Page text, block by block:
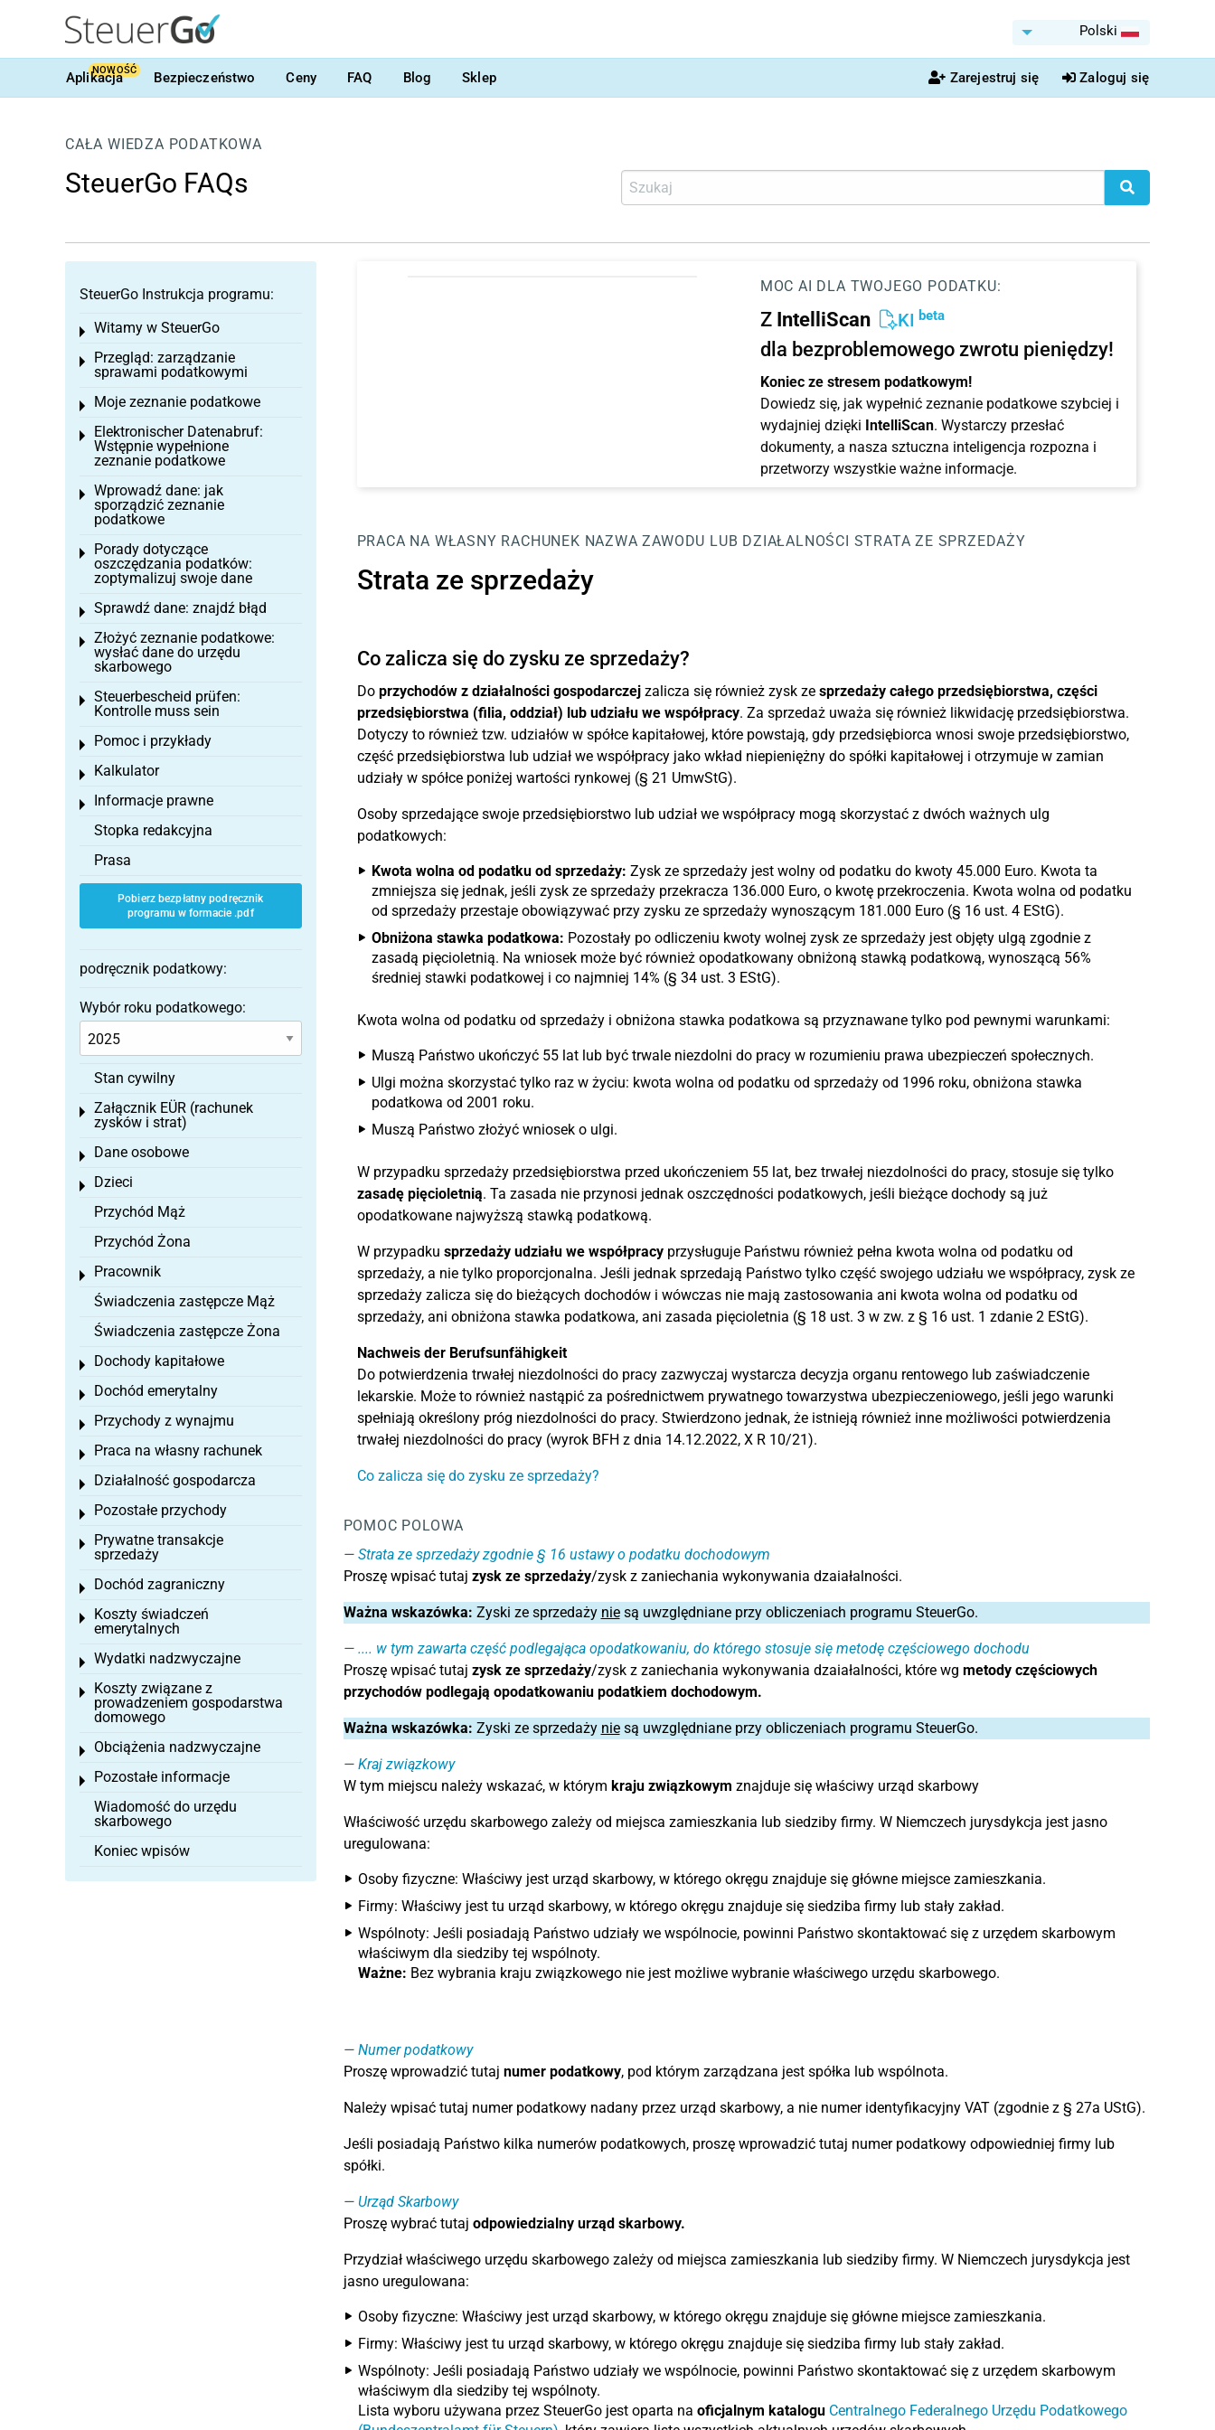
Polski
Aplikacja
NOWOŚĆ Bezpieczeństwo Ceny FAQ Blog Sklep Zarejestruj się Zaloguj się
CAŁA WIEDZA PODATKOWA
SteuerGo FAQs
MOC AI DLA TWOJEGO PODATKU:
Z IntelliScan KI beta
dla bezproblemowego zwrotu pieniędzy!
Koniec ze stresem podatkowym!
Dowiedz się, jak wypełnić zeznanie podatkowe szybciej i
wydajniej dzięki IntelliScan. Wystarczy przesłać
dokumenty, a nasza sztuczna inteligencja rozpozna i
przetworzy wszystkie ważne informacje.
PRACA NA WŁASNY RACHUNEK NAZWA ZAWODU LUB DZIAŁALNOŚCI STRATA ZE SPRZEDAŻY
Strata ze sprzedaży
Co zalicza się do zysku ze sprzedaży?
Do przychodów z działalności gospodarczejzalicza się również zysk ze sprzedaży całego przedsiębiorstwa, części
przedsiębiorstwa (filia, oddział) lub udziału we współpracy. Za sprzedaż uważa się również likwidację przedsiębiorstwa.
Dotyczy to również tzw. udziałów w spółce kapitałowej, które powstają, gdy przedsiębiorca wnosi swoje przedsiębiorstwo,
część przedsiębiorstwa lub udział we współpracy jako wkład niepieniężny do spółki kapitałowej i otrzymuje w zamian
udziały w spółce poniżej wartości rynkowej (§ 21 UmwStG).
Osoby sprzedające swoje przedsiębiorstwo lub udział we współpracy mogą skorzystać z dwóch ważnych ulg
podatkowych:
Kwota wolna od podatku od sprzedaży: Zysk ze sprzedaży jest wolny od podatku do kwoty 45.000 Euro. Kwota ta
zmniejsza się jednak, jeśli zysk ze sprzedaży przekracza 136.000 Euro, o kwotę przekroczenia. Kwota wolna od podatku
od sprzedaży przestaje obowiązywać przy zysku ze sprzedaży wynoszącym 181.000 Euro (§ 16 ust. 4 EStG).
Obniżona stawka podatkowa: Pozostały po odliczeniu kwoty wolnej zysk ze sprzedaży jest objęty ulgą zgodnie z
zasadą pięcioletnią. Na wniosek może być również opodatkowany obniżoną stawką podatkową, wynoszącą 56%
średniej stawki podatkowej i co najmniej 14% (§ 34 ust. 3 EStG).
Kwota wolna od podatku od sprzedaży i obniżona stawka podatkowa są przyznawane tylko pod pewnymi warunkami:
Muszą Państwo ukończyć 55 lat lub być trwale niezdolni do pracy w rozumieniu prawa ubezpieczeń społecznych.
Ulgi można skorzystać tylko raz w życiu: kwota wolna od podatku od sprzedaży od 1996 roku, obniżona stawka
podatkowa od 2001 roku.
Muszą Państwo złożyć wniosek o ulgi.
W przypadku sprzedaży przedsiębiorstwa przed ukończeniem 55 lat, bez trwałej niezdolności do pracy, stosuje się tylko
zasadę pięcioletnią. Ta zasada nie przynosi jednak oszczędności podatkowych, jeśli bieżące dochody są już
opodatkowane najwyższą stawką podatkową.
W przypadku sprzedaży udziału we współpracyprzysługuje Państwu również pełna kwota wolna od podatku od
sprzedaży, a nie tylko proporcjonalna. Jeśli jednak sprzedają Państwo tylko część swojego udziału we współpracy, zysk ze
sprzedaży zalicza się do bieżących dochodów i wówczas nie mają zastosowania ani kwota wolna od podatku od
sprzedaży, ani obniżona stawka podatkowa, ani zasada pięcioletnia (§ 18 ust. 3 w zw. z § 16 ust. 1 zdanie 2 EStG).
Nachweis der Berufsunfähigkeit
Do potwierdzenia trwałej niezdolności do pracy zazwyczaj wystarcza decyzja organu rentowego lub zaświadczenie
lekarskie. Może to również nastąpić za pośrednictwem prywatnego towarzystwa ubezpieczeniowego, jeśli jego warunki
spełniają określony próg niezdolności do pracy. Stwierdzono jednak, że istnieją również inne możliwości potwierdzenia
trwałej niezdolności do pracy (wyrok BFH z dnia 14.12.2022, X R 10/21).
Co zalicza się do zysku ze sprzedaży?
POMOC POLOWA
Strata ze sprzedaży zgodnie § 16 ustawy o podatku dochodowym
Proszę wpisać tutaj zysk ze sprzedaży/zysk z zaniechania wykonywania dzaiałalności.
Ważna wskazówka: Zyski ze sprzedaży niesą uwzględniane przy obliczeniach programu SteuerGo.
.... w tym zawarta część podlegająca opodatkowaniu, do którego stosuje się metodę częściowego dochodu
Proszę wpisać tutaj zysk ze sprzedaży/zysk z zaniechania wykonywania dzaiałalności, które wg metody częściowych
przychodów podlegają opodatkowaniu podatkiem dochodowym.
Ważna wskazówka: Zyski ze sprzedaży niesą uwzględniane przy obliczeniach programu SteuerGo.
Kraj związkowy
W tym miejscu należy wskazać, w którym kraju związkowym znajduje się właściwy urząd skarbowy
Właściwość urzędu skarbowego zależy od miejsca zamieszkania lub siedziby firmy. W Niemczech jurysdykcja jest jasno
uregulowana:
Osoby fizyczne: Właściwy jest urząd skarbowy, w którego okręgu znajduje się główne miejsce zamieszkania.
Firmy: Właściwy jest tu urząd skarbowy, w którego okręgu znajduje się siedziba firmy lub stały zakład.
Wspólnoty: Jeśli posiadają Państwo udziały we wspólnocie, powinni Państwo skontaktować się z urzędem skarbowym
właściwym dla siedziby tej wspólnoty.
Ważne: Bez wybrania kraju związkowego nie jest możliwe wybranie właściwego urzędu skarbowego.
Numer podatkowy
Proszę wprowadzić tutaj numer podatkowy, pod którym zarządzana jest spółka lub wspólnota.
Należy wpisać tutaj numer podatkowy nadany przez urząd skarbowy, a nie numer identyfikacyjny VAT (zgodnie z § 27a UStG).
Jeśli posiadają Państwo kilka numerów podatkowych, proszę wprowadzić tutaj numer podatkowy odpowiedniej firmy lub
spółki.
Urząd Skarbowy
Proszę wybrać tutaj odpowiedzialny urząd skarbowy.
Przydział właściwego urzędu skarbowego zależy od miejsca zamieszkania lub siedziby firmy. W Niemczech jurysdykcja jest
jasno uregulowana:
Osoby fizyczne: Właściwy jest urząd skarbowy, w którego okręgu znajduje się główne miejsce zamieszkania.
Firmy: Właściwy jest tu urząd skarbowy, w którego okręgu znajduje się siedziba firmy lub stały zakład.
Wspólnoty: Jeśli posiadają Państwo udziały we wspólnocie, powinni Państwo skontaktować się z urzędem skarbowym
właściwym dla siedziby tej wspólnoty.
Lista wyboru używana przez SteuerGo jest oparta na oficjalnym katalogu Centralnego Federalnego Urzędu Podatkowego
SteuerGo Instrukcja programu:
Witamy w SteuerGo
Toggle menu
Przegląd: zarządzanie
sprawami podatkowymi
Toggle menu
Moje zeznanie podatkowe
Toggle menu
Elektronischer Datenabruf:
Wstępnie wypełnione
zeznanie podatkowe
Toggle menu
Wprowadź dane: jak
sporządzić zeznanie
podatkowe
Toggle menu
Porady dotyczące
oszczędzania podatków:
zoptymalizuj swoje dane
Toggle menu
Sprawdź dane: znajdź błąd
Toggle menu
Złożyć zeznanie podatkowe:
wysłać dane do urzędu
skarbowego
Toggle menu
Steuerbescheid prüfen:
Kontrolle muss sein
Toggle menu
Pomoc i przykłady
Toggle menu
Kalkulator
Toggle menu
Informacje prawne
Toggle menu
Stopka redakcyjna
Prasa
Pobierz bezpłatny podręcznik
programu w formacie .pdf
podręcznik podatkowy:
Wybór roku podatkowego:
Stan cywilny
Załącznik EÜR (rachunek
zysków i strat)
Toggle menu
Dane osobowe
Toggle menu
Dzieci
Toggle menu
Przychód Mąż
Przychód Żona
Pracownik
Toggle menu
Świadczenia zastępcze Mąż
Świadczenia zastępcze Żona
Dochody kapitałowe
Toggle menu
Dochód emerytalny
Toggle menu
Przychody z wynajmu
Toggle menu
Praca na własny rachunek
Toggle menu
Działalność gospodarcza
Toggle menu
Pozostałe przychody
Toggle menu
Prywatne transakcje
sprzedaży
Toggle menu
Dochód zagraniczny
Toggle menu
Koszty świadczeń
emerytalnych
Toggle menu
Wydatki nadzwyczajne
Toggle menu
Koszty związane z
prowadzeniem gospodarstwa
domowego
Toggle menu
Obciążenia nadzwyczajne
Toggle menu
Pozostałe informacje
Toggle menu
Wiadomość do urzędu
skarbowego
Koniec wpisów